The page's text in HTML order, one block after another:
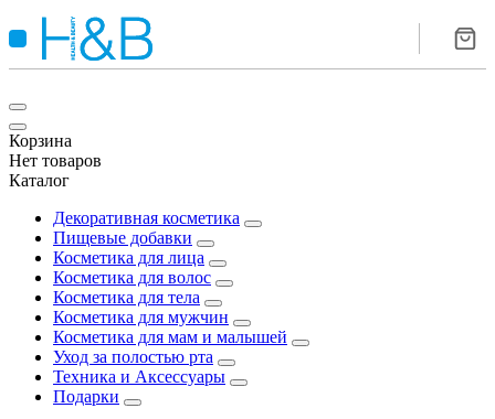
Корзина
Нет товаров
Каталог
Декоративная косметика
Пищевые добавки
Косметика для лица
Косметика для волос
Косметика для тела
Косметика для мужчин
Косметика для мам и малышей
Уход за полостью рта
Техника и Аксессуары
Подарки